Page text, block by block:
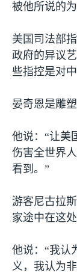
被他所说的
美国司法部
政府的异议
些指控是对中
晏奇恩是雕
他说：“让美
伤害全世界
看到。”
游客尼古拉
家途中在这
他说：“我认
义，我认为